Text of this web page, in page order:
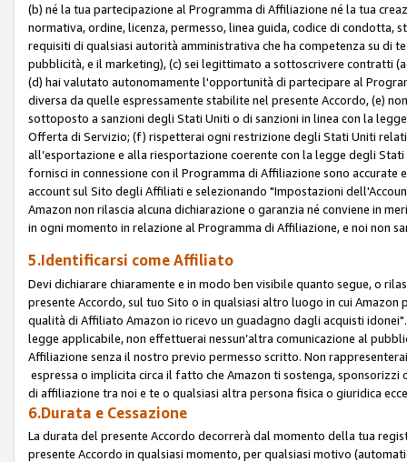
(b) né la tua partecipazione al Programma di Affiliazione né la tua
normativa, ordine, licenza, permesso, linea guida, codice di
requisiti di qualsiasi autorità amministrativa che ha competenza su di
pubblicità, e il marketing), (c) sei legittimato a sottoscrivere contratti
(d) hai valutato autonomamente l'opportunità di partecipare al
diversa da quelle espressamente stabilite nel presente Accordo, (e)
sottoposto a sanzioni degli Stati Uniti o di sanzioni in linea con la
Offerta di Servizio; (f) rispetterai ogni restrizione degli Stati Uniti
all’esportazione e alla riesportazione coerente con la legge degli
fornisci in connessione con il Programma di Affiliazione sono
account sul Sito degli Affiliati e selezionando "Impostazioni
Amazon non rilascia alcuna dichiarazione o garanzia né conviene in
in ogni momento in relazione al Programma di Affiliazione, e noi non
5.Identificarsi come Affiliato
Devi dichiarare chiaramente e in modo ben visibile quanto segue, o
presente Accordo, sul tuo Sito o in qualsiasi altro luogo in cui
qualità di Affiliato Amazon io ricevo un guadagno dagli acquisti
legge applicabile, non effettuerai nessun’altra comunicazione al
Affiliazione senza il nostro previo permesso scritto. Non
espressa o implicita circa il fatto che Amazon ti sostenga,
di affiliazione tra noi e te o qualsiasi altra persona fisica o giuridica
6.Durata e Cessazione
La durata del presente Accordo decorrerà dal momento della tua
presente Accordo in qualsiasi momento, per qualsiasi motivo